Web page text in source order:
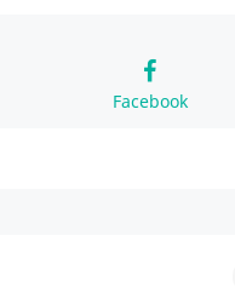
Facebook